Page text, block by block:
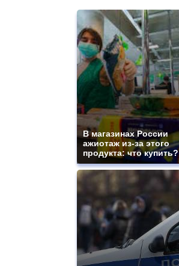
В магазинах России
ажиотаж из-за этого
продукта: что купить?